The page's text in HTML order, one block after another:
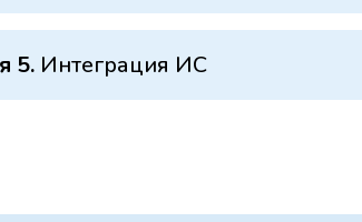
5. Интеграция ИС